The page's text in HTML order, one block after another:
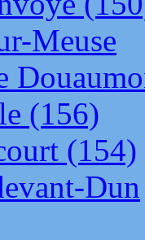
Meuse
(156)
(154)
Dun